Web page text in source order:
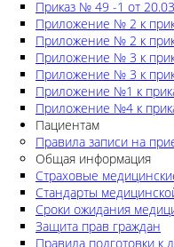
Приказ № 49 -1 от
Приложение № 2 к
Приложение № 2 к
Приложение № 3 к
Приложение № 3 к
Приложение №1 к
Приложение №4 к
Пациентам
Правила записи на
Общая информация
Страховые
Стандарты
Сроки ожидания
Защита прав граждан
Правила подготовки к